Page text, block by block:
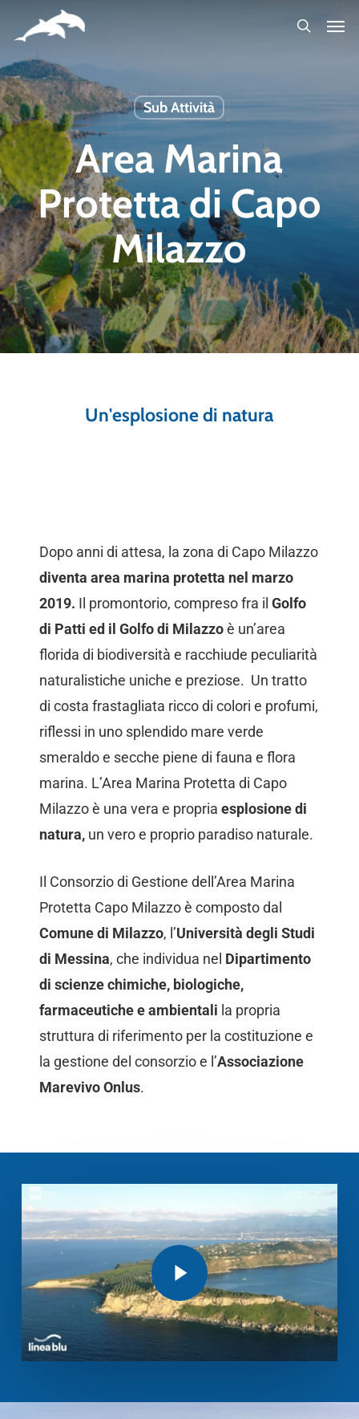
main
content
Sub Attività
Area Marina
Protetta di Capo
Milazzo
Un'esplosione di natura
Dopo anni di attesa, la zona di Capo Milazzo
diventa area marina protetta nel marzo
2019. Il promontorio, compreso fra il Golfo
di Patti ed il Golfo di Milazzoè un’area
florida di biodiversità e racchiude peculiarità
naturalistiche uniche e preziose. Un tratto
di costa frastagliata ricco di colori e profumi,
riflessi in uno splendido mare verde
smeraldo e secche piene di fauna e flora
marina. L’Area Marina Protetta di Capo
Milazzo è una vera e propria esplosione di
natura,un vero e proprio paradiso naturale.
Il Consorzio di Gestione dell’Area Marina
Protetta Capo Milazzo è composto dal
Comune di Milazzo, l’Università degli Studi
di Messina, che individua nel Dipartimento
di scienze chimiche, biologiche,
farmaceutiche e ambientali la propria
struttura di riferimento per la costituzione e
la gestione del consorzio e l’Associazione
Marevivo Onlus.